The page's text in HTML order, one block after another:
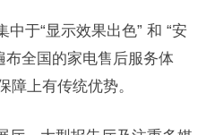
于“显示效果出色” 和 “安
布全国的家电售后服务体
障上有传统优势。